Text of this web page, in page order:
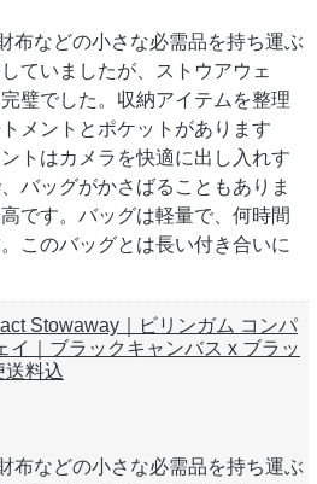
布などの小さな必需品を持ち運ぶ
ていましたが、ストウアウェ
璧でした。収納アイテムを整理
メントとポケットがあります
トはカメラを快適に出し入れす
バッグがかさばることもありま
です。バッグは軽量で、何時間
このバッグとは長い付き合いに
Stowaway｜ビリンガム コンパ
イ｜ブラックキャンバス x ブラッ
送料込
布などの小さな必需品を持ち運ぶ